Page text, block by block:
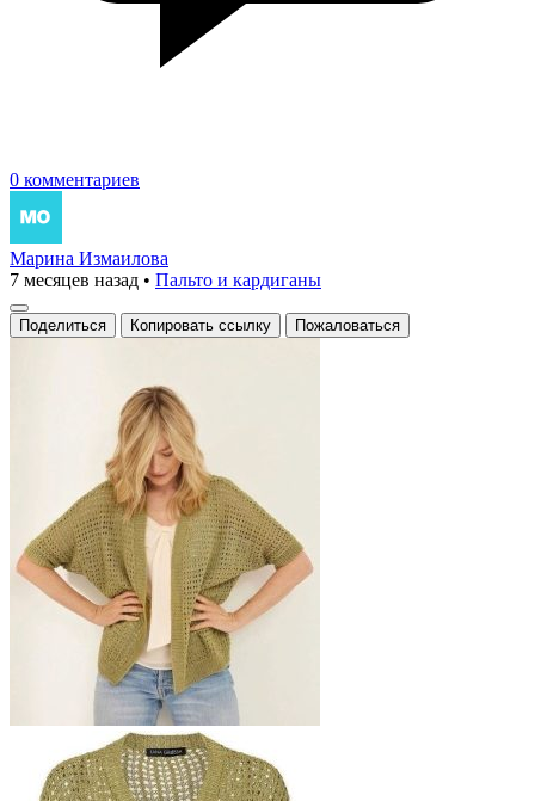
0 комментариев
Марина Измаилова
7 месяцев назад • Пальто и кардиганы
Поделиться Копировать ссылку Пожаловаться